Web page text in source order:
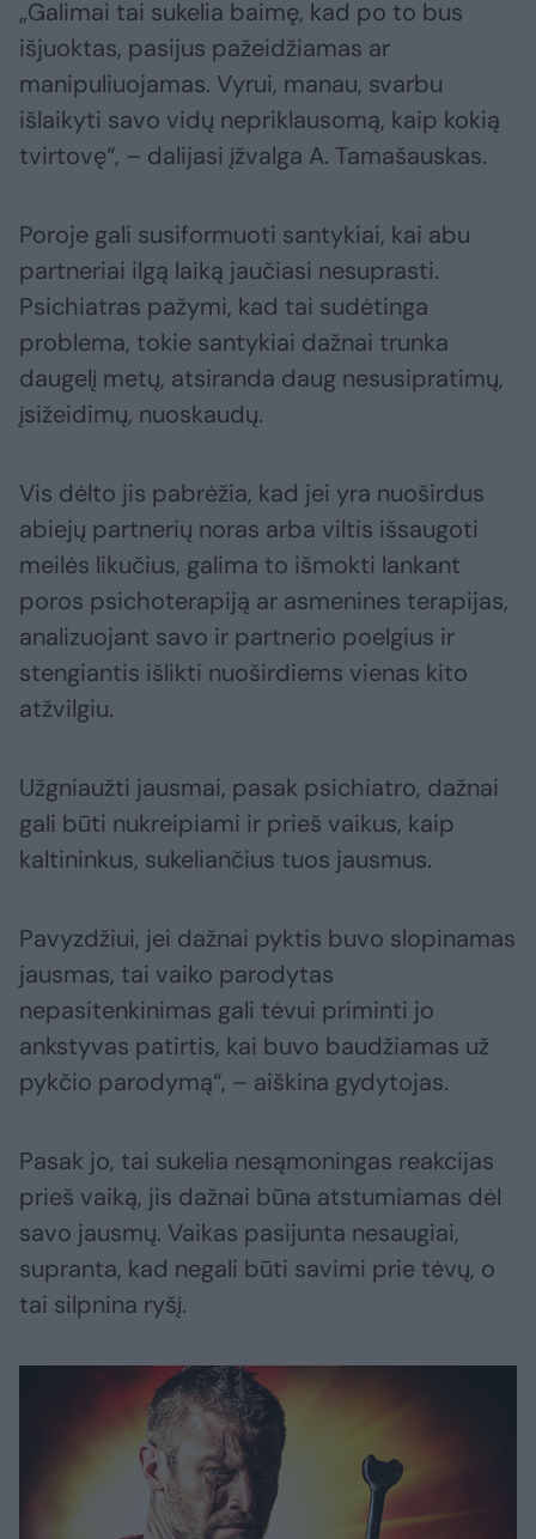
„Galimai tai sukelia baimę, kad po to bus
išjuoktas, pasijus pažeidžiamas ar
manipuliuojamas. Vyrui, manau, svarbu
išlaikyti savo vidų nepriklausomą, kaip kokią
tvirtovę“, – dalijasi įžvalga A. Tamašauskas.
Poroje gali susiformuoti santykiai, kai abu
partneriai ilgą laiką jaučiasi nesuprasti.
Psichiatras pažymi, kad tai sudėtinga
problema, tokie santykiai dažnai trunka
daugelį metų, atsiranda daug nesusipratimų,
įsižeidimų, nuoskaudų.
Vis dėlto jis pabrėžia, kad jei yra nuoširdus
abiejų partnerių noras arba viltis išsaugoti
meilės likučius, galima to išmokti lankant
poros psichoterapiją ar asmenines terapijas,
analizuojant savo ir partnerio poelgius ir
stengiantis išlikti nuoširdiems vienas kito
atžvilgiu.
Užgniaužti jausmai, pasak psichiatro, dažnai
gali būti nukreipiami ir prieš vaikus, kaip
kaltininkus, sukeliančius tuos jausmus.
Pavyzdžiui, jei dažnai pyktis buvo slopinamas
jausmas, tai vaiko parodytas
nepasitenkinimas gali tėvui priminti jo
ankstyvas patirtis, kai buvo baudžiamas už
pykčio parodymą“, – aiškina gydytojas.
Pasak jo, tai sukelia nesąmoningas reakcijas
prieš vaiką, jis dažnai būna atstumiamas dėl
savo jausmų. Vaikas pasijunta nesaugiai,
supranta, kad negali būti savimi prie tėvų, o
tai silpnina ryšį.